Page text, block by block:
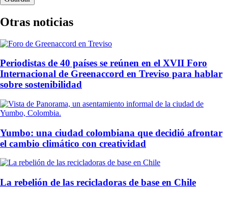
Otras noticias
Periodistas de 40 países se reúnen en el XVII Foro
Internacional de Greenaccord en Treviso para hablar
sobre sostenibilidad
Yumbo: una ciudad colombiana que decidió afrontar
el cambio climático con creatividad
La rebelión de las recicladoras de base en Chile